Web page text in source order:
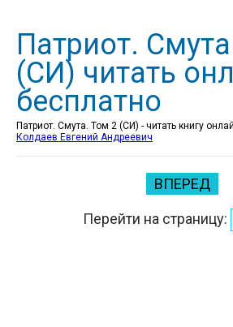
Патриот.
(СИ) читать
бесплатно
Патриот. Смута. Том 2 (СИ) - читать книгу
Колдаев Евгений Андреевич
ВПЕРЕД
Перейти на страницу: